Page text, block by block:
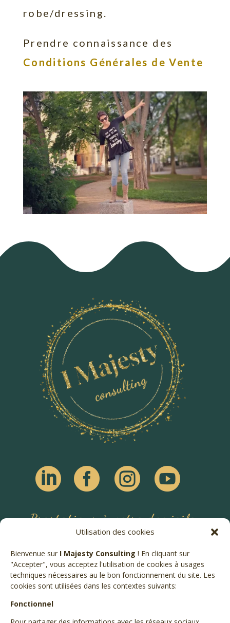
Utilisation des cookies
Bienvenue sur I Majesty Consulting ! En cliquant sur
"Accepter", vous acceptez l'utilisation de cookies à usages
techniques nécessaires au le bon fonctionnement du site. Les
cookies sont utilisées dans les contextes suivants:
Fonctionnel
robe/dressing.
Prendre connaissance des
Conditions Générales de Vente
   
Prestations à votre domicile
Contactez-moi